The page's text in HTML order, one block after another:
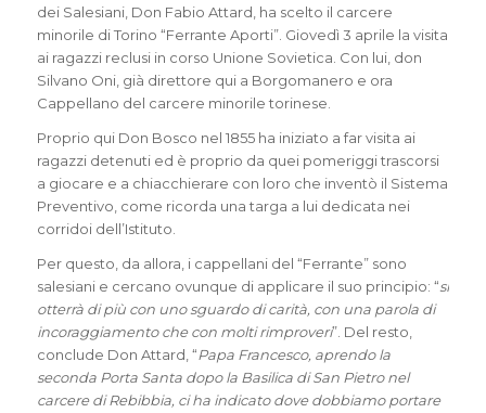
dei Salesiani, Don Fabio Attard, ha scelto il carcere
minorile di Torino “Ferrante Aporti”. Giovedì 3 aprile la visita
ai ragazzi reclusi in corso Unione Sovietica. Con lui, don
Silvano Oni, già direttore qui a Borgomanero e ora
Cappellano del carcere minorile torinese.
Proprio qui Don Bosco nel 1855 ha iniziato a far visita ai
ragazzi detenuti ed è proprio da quei pomeriggi trascorsi
a giocare e a chiacchierare con loro che inventò il Sistema
Preventivo, come ricorda una targa a lui dedicata nei
corridoi dell’Istituto.
Per questo, da allora, i cappellani del “Ferrante” sono
salesiani e cercano ovunque di applicare il suo principio: “si
otterrà di più con uno sguardo di carità, con una parola di
incoraggiamento che con molti rimproveri”. Del resto,
conclude Don Attard, “Papa Francesco, aprendo la
seconda Porta Santa dopo la Basilica di San Pietro nel
carcere di Rebibbia, ci ha indicato dove dobbiamo portare